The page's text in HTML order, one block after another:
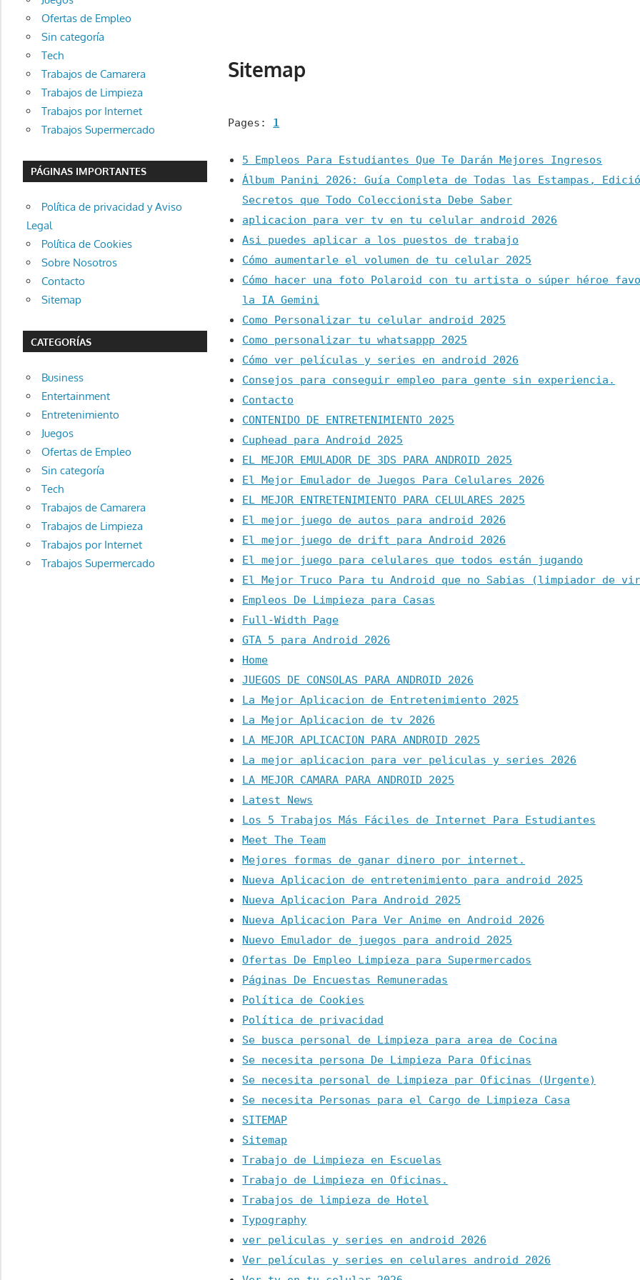
Sitemap
Pages: 1
5 Empleos Para Estudiantes Que Te Darán Mejores Ingresos
Álbum Panini 2026: Guía Completa de Todas las Estampas,
Secretos que Todo Coleccionista Debe Saber
aplicacion para ver tv en tu celular android 2026
Asi puedes aplicar a los puestos de trabajo
Cómo aumentarle el volumen de tu celular 2025
Cómo hacer una foto Polaroid con tu artista o súper héroe
la IA Gemini
Como Personalizar tu celular android 2025
Como personalizar tu whatsappp 2025
Cómo ver películas y series en android 2026
Consejos para conseguir empleo para gente sin experiencia.
Contacto
CONTENIDO DE ENTRETENIMIENTO 2025
Cuphead para Android 2025
EL MEJOR EMULADOR DE 3DS PARA ANDROID 2025
El Mejor Emulador de Juegos Para Celulares 2026
EL MEJOR ENTRETENIMIENTO PARA CELULARES 2025
El mejor juego de autos para android 2026
El mejor juego de drift para Android 2026
El mejor juego para celulares que todos están jugando
El Mejor Truco Para tu Android que no Sabias (limpiador de
Empleos De Limpieza para Casas
Full-Width Page
GTA 5 para Android 2026
Home
JUEGOS DE CONSOLAS PARA ANDROID 2026
La Mejor Aplicacion de Entretenimiento 2025
La Mejor Aplicacion de tv 2026
LA MEJOR APLICACION PARA ANDROID 2025
La mejor aplicacion para ver peliculas y series 2026
LA MEJOR CAMARA PARA ANDROID 2025
Latest News
Los 5 Trabajos Más Fáciles de Internet Para Estudiantes
Meet The Team
Mejores formas de ganar dinero por internet.
Nueva Aplicacion de entretenimiento para android 2025
Nueva Aplicacion Para Android 2025
Nueva Aplicacion Para Ver Anime en Android 2026
Nuevo Emulador de juegos para android 2025
Ofertas De Empleo Limpieza para Supermercados
Páginas De Encuestas Remuneradas
Política de Cookies
Política de privacidad
Se busca personal de Limpieza para area de Cocina
Se necesita persona De Limpieza Para Oficinas
Se necesita personal de Limpieza par Oficinas (Urgente)
Se necesita Personas para el Cargo de Limpieza Casa
SITEMAP
Sitemap
Trabajo de Limpieza en Escuelas
Trabajo de Limpieza en Oficinas.
Trabajos de limpieza de Hotel
Typography
ver peliculas y series en android 2026
Ver películas y series en celulares android 2026
Ofertas de Empleo
Sin categoría
Tech
Trabajos de Camarera
Trabajos de Limpieza
Trabajos por Internet
Trabajos Supermercado
PÁGINAS IMPORTANTES
Política de privacidad y Aviso
Legal
Política de Cookies
Sobre Nosotros
Contacto
Sitemap
CATEGORÍAS
Business
Entertainment
Entretenimiento
Juegos
Ofertas de Empleo
Sin categoría
Tech
Trabajos de Camarera
Trabajos de Limpieza
Trabajos por Internet
Trabajos Supermercado